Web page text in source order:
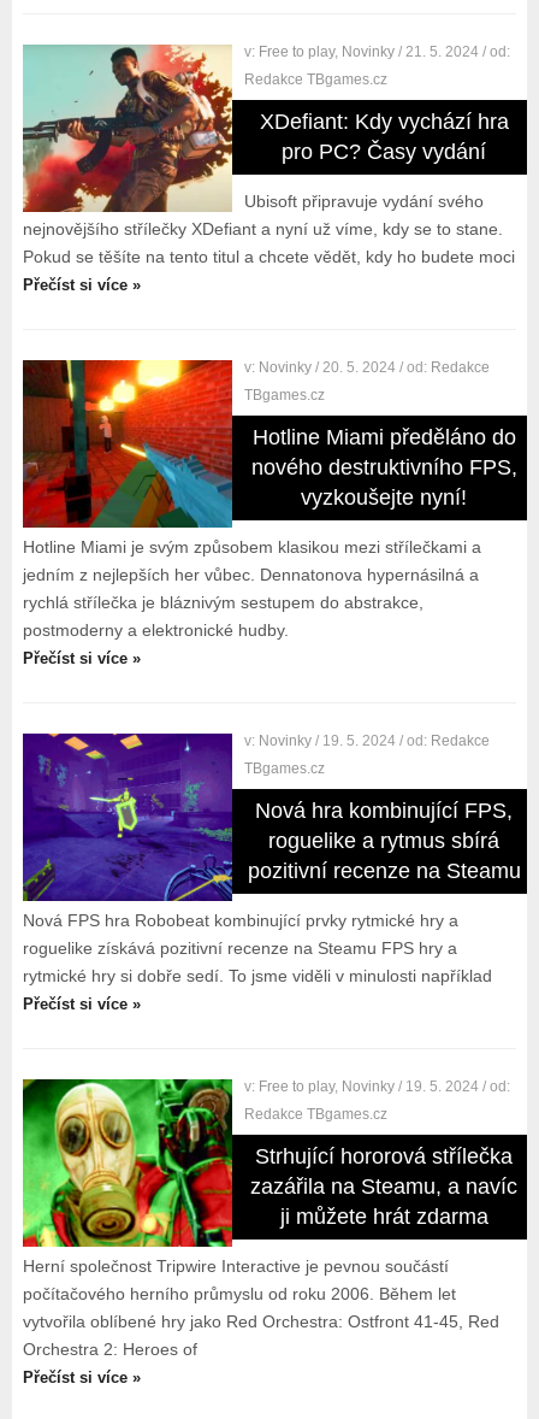
v: Free to play, Novinky / 21. 5. 2024 / od:
Redakce TBgames.cz
XDefiant: Kdy vychází hra
pro PC? Časy vydání
Ubisoft připravuje vydání svého
nejnovějšího střílečky XDefiant a nyní už víme, kdy se to stane.
Pokud se těšíte na tento titul a chcete vědět, kdy ho budete moci
Přečíst si více »
v: Novinky / 20. 5. 2024 / od: Redakce
TBgames.cz
Hotline Miami předěláno do
nového destruktivního FPS,
vyzkoušejte nyní!
Hotline Miami je svým způsobem klasikou mezi střílečkami a
jedním z nejlepších her vůbec. Dennatonova hypernásilná a
rychlá střílečka je bláznivým sestupem do abstrakce,
postmoderny a elektronické hudby.
Přečíst si více »
v: Novinky / 19. 5. 2024 / od: Redakce
TBgames.cz
Nová hra kombinující FPS,
roguelike a rytmus sbírá
pozitivní recenze na Steamu
Nová FPS hra Robobeat kombinující prvky rytmické hry a
roguelike získává pozitivní recenze na Steamu FPS hry a
rytmické hry si dobře sedí. To jsme viděli v minulosti například
Přečíst si více »
v: Free to play, Novinky / 19. 5. 2024 / od:
Redakce TBgames.cz
Strhující hororová střílečka
zazářila na Steamu, a navíc
ji můžete hrát zdarma
Herní společnost Tripwire Interactive je pevnou součástí
počítačového herního průmyslu od roku 2006. Během let
vytvořila oblíbené hry jako Red Orchestra: Ostfront 41-45, Red
Orchestra 2: Heroes of
Přečíst si více »